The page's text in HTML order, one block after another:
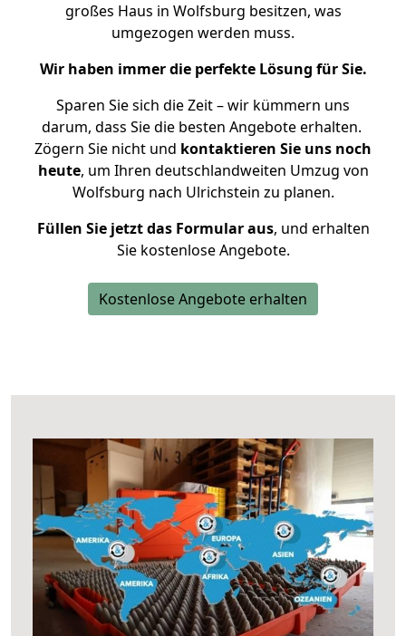
großes Haus in Wolfsburg besitzen, was
umgezogen werden muss.
Wir haben immer die perfekte Lösung für Sie.
Sparen Sie sich die Zeit – wir kümmern uns
darum, dass Sie die besten Angebote erhalten.
Zögern Sie nicht und kontaktieren Sie uns noch
heute, um Ihren deutschlandweiten Umzug von
Wolfsburg nach Ulrichstein zu planen.
Füllen Sie jetzt das Formular aus, und erhalten
Sie kostenlose Angebote.
Kostenlose Angebote erhalten